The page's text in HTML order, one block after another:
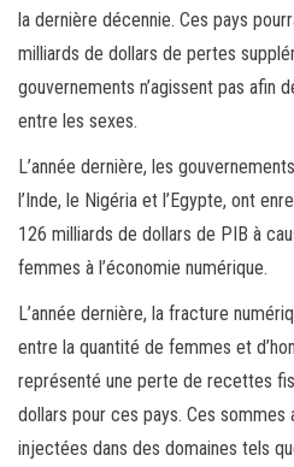
la dernière décennie. Ces pays
milliards de dollars de pertes
gouvernements n’agissent pas afin
entre les sexes.
L’année dernière, les
l’Inde, le Nigéria et l’Egypte, ont
126 milliards de dollars de PIB à
femmes à l’économie numérique.
L’année dernière, la fracture
entre la quantité de femmes et
représenté une perte de recettes
dollars pour ces pays. Ces sommes
injectées dans des domaines tels